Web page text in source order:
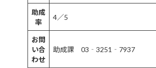
助成
率
4／5
お問
い合
わせ
助成課 03‐3251‐7937